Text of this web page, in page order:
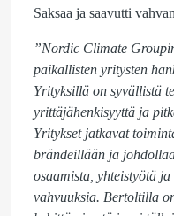
Saksaa ja saavutti
”Nordic Climate
paikallisten yritysten
Yrityksillä on syvällistä
yrittäjähenkisyyttä ja
Yritykset jatkavat
brändeillään ja
osaamista, yhteistyötä
vahvuuksia. Bertoltilla